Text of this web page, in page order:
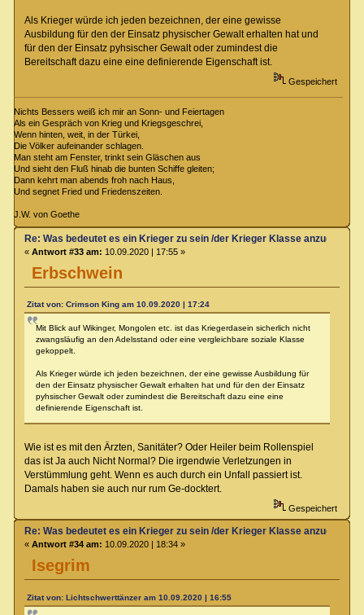
Als Krieger würde ich jeden bezeichnen, der eine gewisse
Ausbildung für den der Einsatz physischer Gewalt erhalten hat und
für den der Einsatz pyhsischer Gewalt oder zumindest die
Bereitschaft dazu eine eine definierende Eigenschaft ist.
Gespeichert
Nichts Bessers weiß ich mir an Sonn- und Feiertagen
Als ein Gespräch von Krieg und Kriegsgeschrei,
Wenn hinten, weit, in der Türkei,
Die Völker aufeinander schlagen.
Man steht am Fenster, trinkt sein Gläschen aus
Und sieht den Fluß hinab die bunten Schiffe gleiten;
Dann kehrt man abends froh nach Haus,
Und segnet Fried und Friedenszeiten.
J.W. von Goethe
Erbschwein
Re: Was bedeutet es ein Krieger zu sein /der Krieger Klasse
« Antwort #33 am: 10.09.2020 | 17:55 »
Zitat von: Crimson King am 10.09.2020 | 17:24
Mit Blick auf Wikinger, Mongolen etc. ist das Kriegerdasein sicherlich nicht
zwangsläufig an den Adelsstand oder eine vergleichbare soziale Klasse
gekoppelt.
Als Krieger würde ich jeden bezeichnen, der eine gewisse Ausbildung für
den der Einsatz physischer Gewalt erhalten hat und für den der Einsatz
pyhsischer Gewalt oder zumindest die Bereitschaft dazu eine eine
definierende Eigenschaft ist.
Wie ist es mit den Ärzten, Sanitäter? Oder Heiler beim Rollenspiel
das ist Ja auch Nicht Normal? Die irgendwie Verletzungen in
Verstümmlung geht. Wenn es auch durch ein Unfall passiert ist.
Damals haben sie auch nur rum Ge-docktert.
Gespeichert
Isegrim
Re: Was bedeutet es ein Krieger zu sein /der Krieger Klasse
« Antwort #34 am: 10.09.2020 | 18:34 »
Zitat von: Lichtschwerttänzer am 10.09.2020 | 16:55